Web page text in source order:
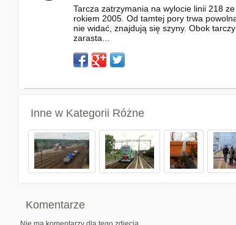
Tarcza zatrzymania na wylocie linii 218
rokiem 2005. Od tamtej pory trwa
nie widać, znajdują się szyny. Obok
zarasta...
Inne w Kategorii Różne
Komentarze